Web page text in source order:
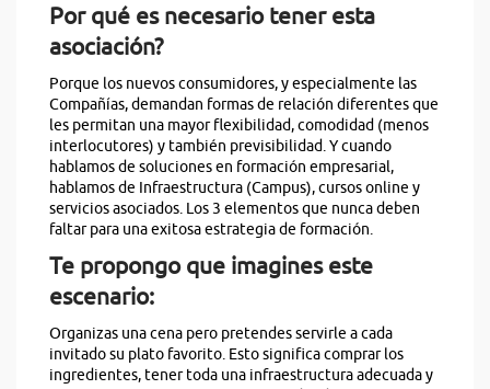
Por qué es necesario tener esta
asociación?
Porque los nuevos consumidores, y especialmente las
Compañías, demandan formas de relación diferentes que
les permitan una mayor flexibilidad, comodidad (menos
interlocutores) y también previsibilidad. Y cuando
hablamos de soluciones en formación empresarial,
hablamos de Infraestructura (Campus), cursos online y
servicios asociados. Los 3 elementos que nunca deben
faltar para una exitosa estrategia de formación.
Te propongo que imagines este
escenario:
Organizas una cena pero pretendes servirle a cada
invitado su plato favorito. Esto significa comprar los
ingredientes, tener toda una infraestructura adecuada y